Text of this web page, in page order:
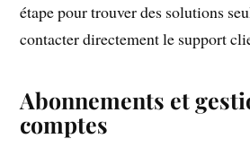
étape pour trouver des solutions
contacter directement le support
Abonnements et
comptes